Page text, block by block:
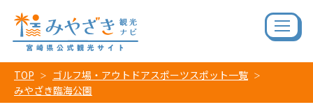
TOP
ゴルフ場・アウトドアスポーツスポット一覧
みやざき臨海公園